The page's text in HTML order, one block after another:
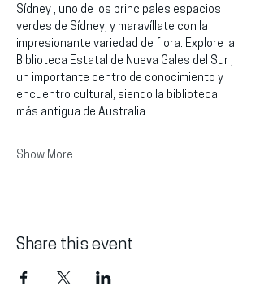
Sídney , uno de los principales espacios
verdes de Sídney, y maravíllate con la
impresionante variedad de flora. Explore la
Biblioteca Estatal de Nueva Gales del Sur ,
un importante centro de conocimiento y
encuentro cultural, siendo la biblioteca
más antigua de Australia.
Show More
Share this event